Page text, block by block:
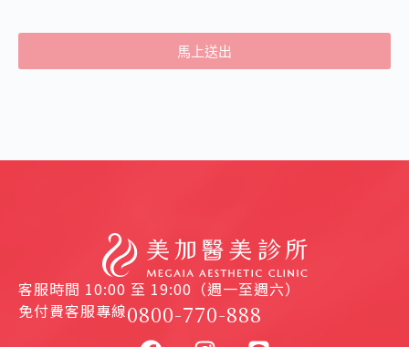
馬上送出
客服時間 10:00 至 19:00（週一至週六）
免付費客服專線0800-770-888